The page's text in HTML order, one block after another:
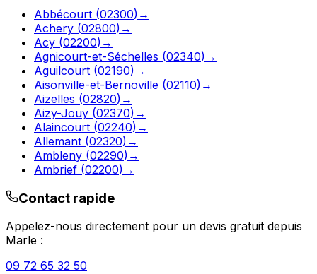
Abbécourt (02300) →
Achery (02800) →
Acy (02200) →
Agnicourt-et-Séchelles (02340) →
Aguilcourt (02190) →
Aisonville-et-Bernoville (02110) →
Aizelles (02820) →
Aizy-Jouy (02370) →
Alaincourt (02240) →
Allemant (02320) →
Ambleny (02290) →
Ambrief (02200) →
Contact rapide
Appelez-nous directement pour un devis gratuit depuis
Marle :
09 72 65 32 50